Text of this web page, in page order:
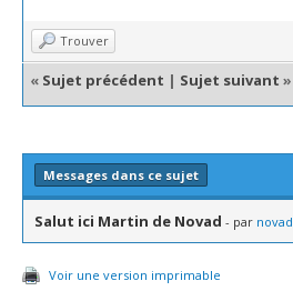
Trouver
« Sujet précédent | Sujet suivant »
Messages dans ce sujet
Salut ici Martin de Novad - par novad
Voir une version imprimable